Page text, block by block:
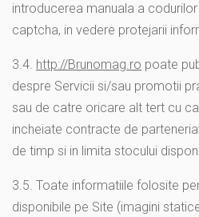
introducerea manuala a
captcha, in vedere protejarii
3.4. http://Brunomag.ro poate
despre Servicii si/sau promotii
sau de catre oricare alt tert cu
incheiate contracte de
de timp si in limita stocului
3.5. Toate informatiile folosite
disponibile pe Site (imagini